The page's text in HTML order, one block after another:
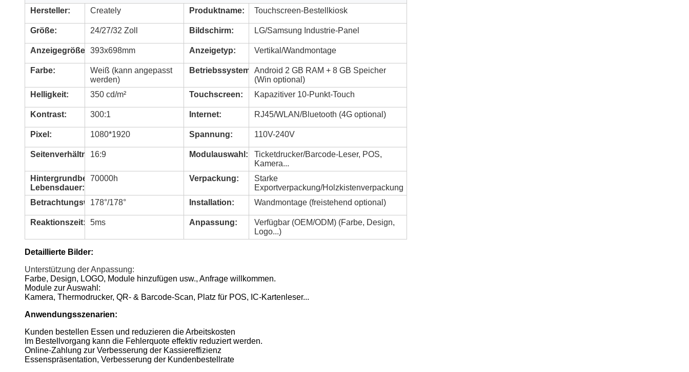
Hersteller: Creately Produktname: Touchscreen-Bestellkiosk
Größe: 24/27/32 Zoll Bildschirm: LG/Samsung Industrie-Panel
Anzeigegröße: 393x698mm Anzeigetyp: Vertikal/Wandmontage
Farbe:
Weiß (kann angepasst
werden)
Betriebssystem:
Android 2 GB RAM + 8 GB Speicher
(Win optional)
Helligkeit:
350 cd/m² Touchscreen: Kapazitiver 10-Punkt-Touch
Kontrast: 300:1 Internet: RJ45/WLAN/Bluetooth (4G optional)
Pixel: 1080*1920 Spannung: 110V-240V
Seitenverhältnis:16:9 Modulauswahl:
Ticketdrucker/Barcode-Leser, POS,
Kamera...
Hintergrundbeleuchtung
Lebensdauer:
70000h Verpackung:
Starke
Exportverpackung/Holzkistenverpackung
Betrachtungswinkel:
178°/178° Installation: Wandmontage (freistehend optional)
Reaktionszeit: 5ms Anpassung:
Verfügbar (OEM/ODM) (Farbe, Design,
Logo...)
Detaillierte Bilder:
Unterstützung der Anpassung:
Farbe, Design, LOGO, Module hinzufügen usw., Anfrage willkommen.
Module zur Auswahl:
Kamera, Thermodrucker, QR- & Barcode-Scan, Platz für POS, IC-Kartenleser...
Anwendungsszenarien:
Kunden bestellen Essen und reduzieren die Arbeitskosten
Im Bestellvorgang kann die Fehlerquote effektiv reduziert werden.
Online-Zahlung zur Verbesserung der Kassiereffizienz
Essenspräsentation, Verbesserung der Kundenbestellrate